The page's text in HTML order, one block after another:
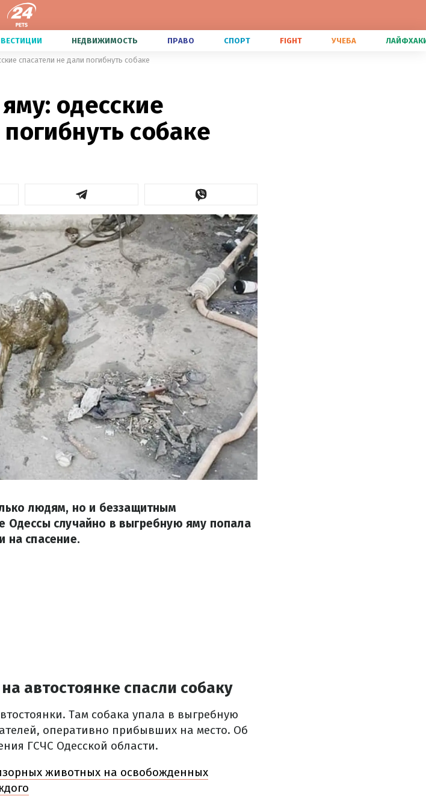
НЕДВИЖИМОСТЬ ПРАВО СПОРТ FIGHT УЧЕБА
спасатели не дали погибнуть собаке
одесские
собаке
людям, но и беззащитным
Одессы случайно в выгребную яму попала
на спасение.
автостоянке спасли собаку
Там собака упала в выгребную
оперативно прибывших на место. Об
ГСЧС Одесской области.
животных на освобожденных